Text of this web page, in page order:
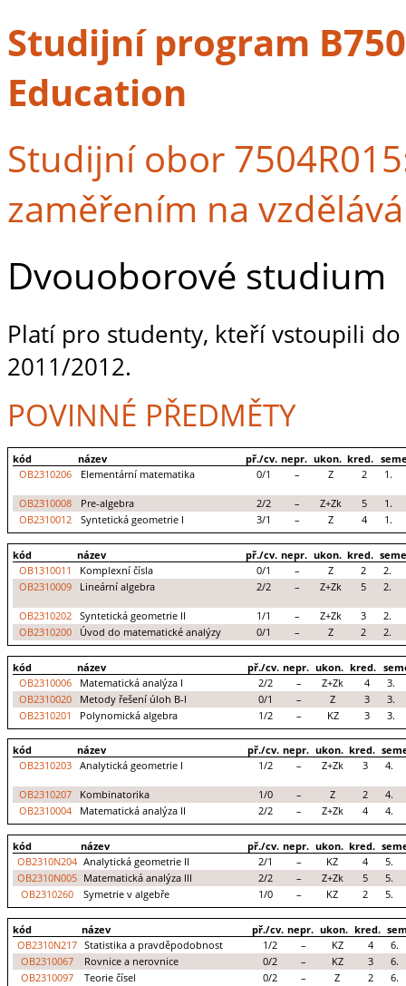
Studijní program
Education
Studijní obor
zaměřením na
Dvouoborové studium
Platí pro studenty, kteří vstoupili
2011/2012.
POVINNÉ PŘEDMĚTY
kód název př./cv. nepr. ukon. kred.
OB2310206
Elementární matematika 0/1 – Z 2 1.
OB2310008 Pre-algebra 2/2 – Z+Zk 5
1.
OB2310012
Syntetická geometrie I 3/1 – Z 4 1.
kód název př./cv. nepr. ukon. kred.
OB1310011
Komplexní čísla 0/1 – Z 2
2.
OB2310009
Lineární algebra 2/2 – Z+Zk 5 2.
OB2310202 Syntetická geometrie II 1/1 – Z+Zk 3
2.
OB2310200
Úvod do matematické analýzy 0/1 – Z 2 2.
kód název př./cv. nepr. ukon. kred.
OB2310006
Matematická analýza I 2/2 – Z+Zk 4
3.
OB2310020
Metody řešení úloh B-I 0/1 – Z 3
3.
OB2310201
Polynomická algebra 1/2 – KZ 3 3.
kód název př./cv. nepr. ukon. kred.
OB2310203
Analytická geometrie I 1/2 – Z+Zk 3 4.
OB2310207 Kombinatorika 1/0 – Z 2
4.
OB2310004
Matematická analýza II 2/2 – Z+Zk 4 4.
kód název př./cv. nepr. ukon. kred.
OB2310N204 Analytická geometrie II 2/1 – KZ 4
5.
OB2310N005
Matematická analýza III 2/2 – Z+Zk 5
5.
OB2310260
Symetrie v algebře 1/0 – KZ 2 5.
kód název př./cv. nepr. ukon. kred.
OB2310N217 Statistika a pravděpodobnost 1/2 – KZ 4
6.
OB2310067
Rovnice a nerovnice 0/2 – KZ 3
6.
OB2310097
Teorie čísel 0/2 – Z 2
6.